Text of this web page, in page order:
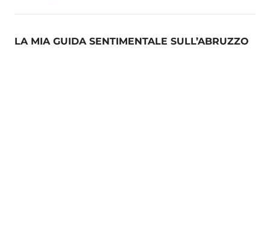
LA MIA GUIDA SENTIMENTALE SULL’ABRUZZO